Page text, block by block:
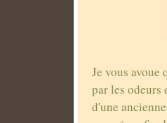
Je vous avoue
par les odeurs
d'une